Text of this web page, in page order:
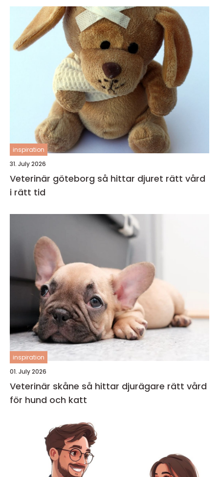
inspiration
31. July 2026
Veterinär göteborg så hittar djuret rätt vård
i rätt tid
inspiration
01. July 2026
Veterinär skåne så hittar djurägare rätt vård
för hund och katt